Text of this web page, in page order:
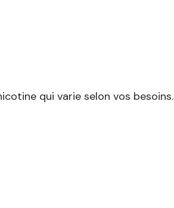
qui varie selon vos besoins.